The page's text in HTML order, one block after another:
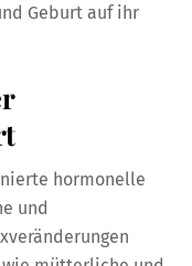
Geburt auf ihr
hormonelle
und